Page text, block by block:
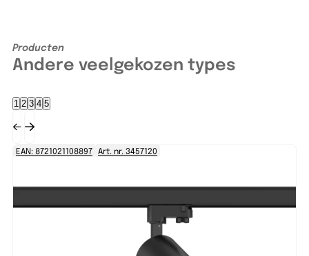
Producten
Andere veelgekozen types
1 2 3 4 5
EAN: 8721021108897 Art. nr. 3457120